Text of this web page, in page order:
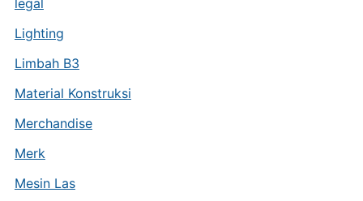
legal
Lighting
Limbah B3
Material Konstruksi
Merchandise
Merk
Mesin Las